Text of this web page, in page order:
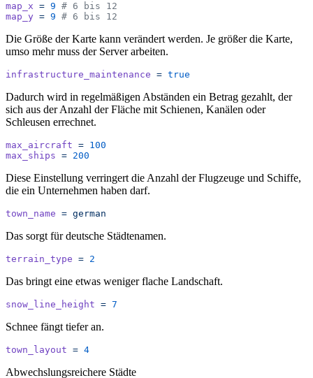
map_x = 9 # 6 bis 12
map_y = 9 # 6 bis 12
Die Größe der Karte kann verändert werden. Je größer die Karte,
umso mehr muss der Server arbeiten.
infrastructure_maintenance = true
Dadurch wird in regelmäßigen Abständen ein Betrag gezahlt, der
sich aus der Anzahl der Fläche mit Schienen, Kanälen oder
Schleusen errechnet.
max_aircraft = 100
max_ships = 200
Diese Einstellung verringert die Anzahl der Flugzeuge und Schiffe,
die ein Unternehmen haben darf.
town_name = german
Das sorgt für deutsche Städtenamen.
terrain_type = 2
Das bringt eine etwas weniger flache Landschaft.
snow_line_height = 7
Schnee fängt tiefer an.
town_layout = 4
Abwechslungsreichere Städte